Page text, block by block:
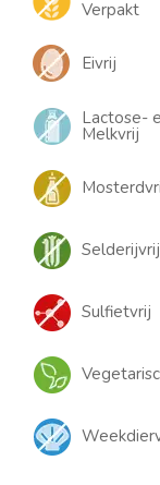
Verpakt
Eivrij
Lactose-
Melkvrij
Selderijvrij
Sulfietvrij